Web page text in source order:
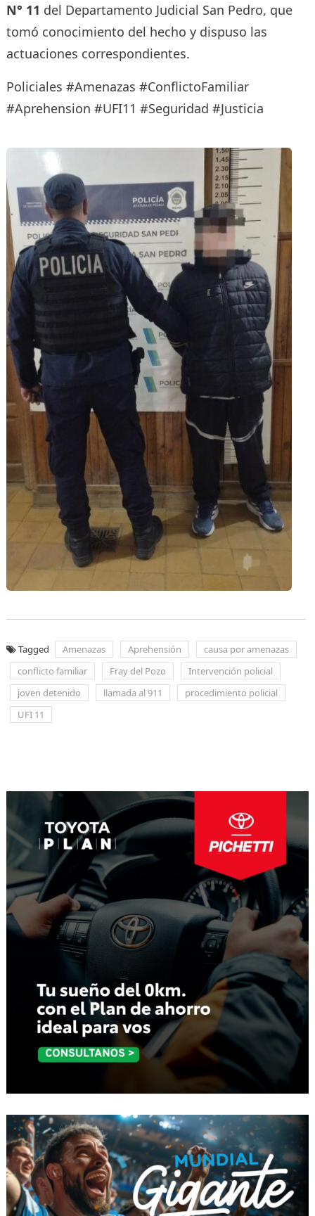
N° 11 del Departamento Judicial San Pedro, que
tomó conocimiento del hecho y dispuso las
actuaciones correspondientes.
Policiales #Amenazas #ConflictoFamiliar
#Aprehension #UFI11 #Seguridad #Justicia
Tagged Amenazas Aprehensión
causa por amenazas
conflicto familiar
Fray del Pozo
Intervención policial
joven detenido
llamada al 911
procedimiento policial
UFI 11
entradas